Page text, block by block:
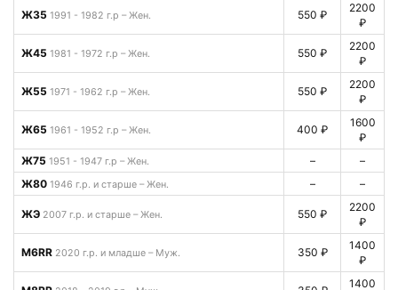
Ж35 1991 - 1982 г.р – Жен. 550 ₽
2200
₽
Ж45 1981 - 1972 г.р – Жен. 550 ₽
2200
₽
Ж55 1971 - 1962 г.р – Жен. 550 ₽
2200
₽
Ж65 1961 - 1952 г.р – Жен. 400 ₽
1600
₽
Ж75 1951 - 1947 г.р – Жен. –
–
Ж80 1946 г.р. и старше – Жен. – –
ЖЭ 2007 г.р. и старше – Жен. 550 ₽
2200
₽
М6RR 2020 г.р. и младше – Муж. 350 ₽
1400
₽
1400